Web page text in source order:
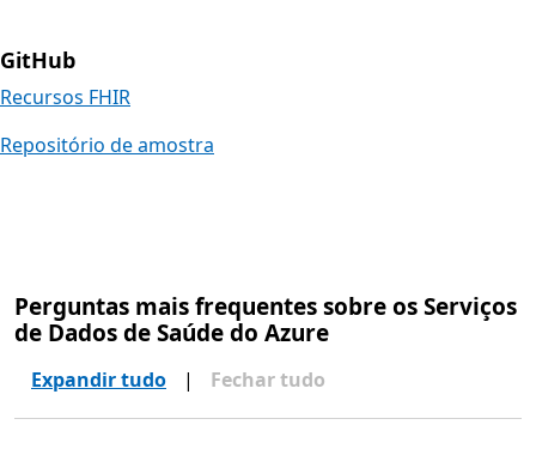
GitHub
Recursos FHIR
Repositório de amostra
Perguntas mais frequentes sobre os Serviços
de Dados de Saúde do Azure
Expandir tudo | Fechar tudo